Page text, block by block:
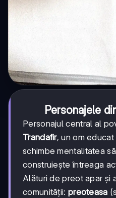
Personajele
Personajul central al
Trandafir, un om
schimbe mentalitatea
construiește întreaga
Alături de preot apar și
comunității: preoteasa